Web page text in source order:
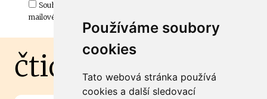
Používáme soubory
cookies
Tato webová stránka používá
cookies a další sledovací
Souhlasím s odběrem důležitých zpráv ze ČtiDoma.cz do mé e-
mailové schránky.
čtidoma.cz